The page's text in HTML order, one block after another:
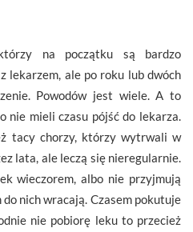
na początku są bardzo
lekarzem, ale po roku lub dwóch
Powodów jest wiele. A to
nie mieli czasu pójść do lekarza.
tacy chorzy, którzy wytrwali w
lata, ale leczą się nieregularnie.
wieczorem, albo nie przyjmują
nich wracają. Czasem pokutuje
nie pobiorę leku to przecież